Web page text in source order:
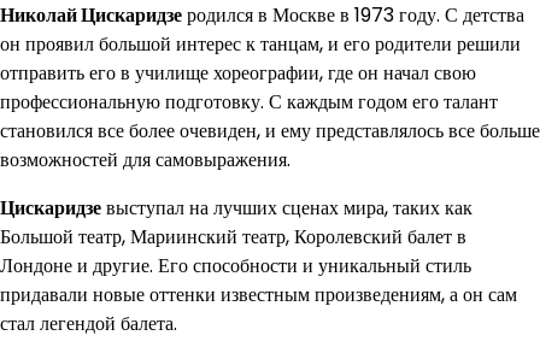
Николай Цискаридзеродился в Москве в 1973 году. С детства
он проявил большой интерес к танцам, и его родители решили
отправить его в училище хореографии, где он начал свою
профессиональную подготовку. С каждым годом его талант
становился все более очевиден, и ему представлялось все больше
возможностей для самовыражения.
Цискаридзевыступал на лучших сценах мира, таких как
Большой театр, Мариинский театр, Королевский балет в
Лондоне и другие. Его способности и уникальный стиль
придавали новые оттенки известным произведениям, а он сам
стал легендой балета.